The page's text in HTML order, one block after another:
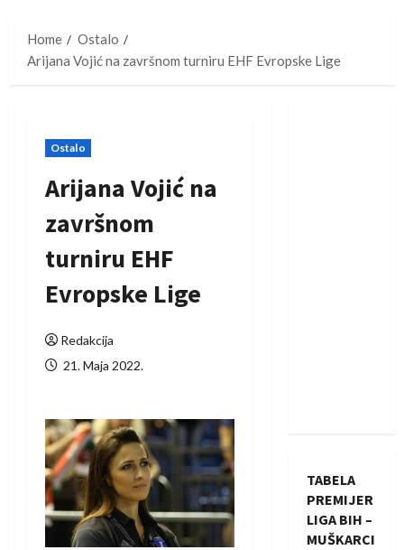
Home
Ostalo
Arijana Vojić na završnom turniru EHF Evropske Lige
Ostalo
Arijana Vojić na
završnom
turniru EHF
Evropske Lige
Redakcija
21. Maja 2022.
TABELA
PREMIJER
LIGA BIH –
MUŠKARCI